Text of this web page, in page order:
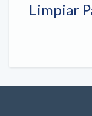
Limpiar